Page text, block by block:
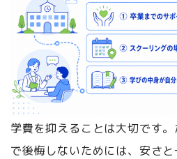
学費を抑えることは大切です
で後悔しないためには、安さ